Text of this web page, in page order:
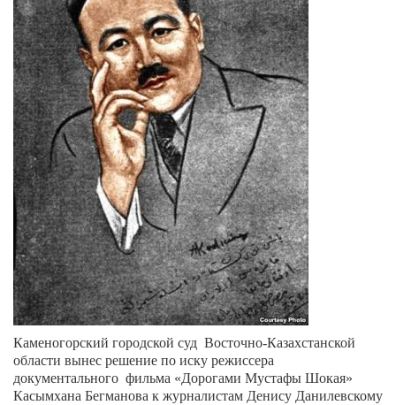
Каменогорский городской суд Восточно-Казахстанской
области вынес решение по иску режиссера
документального фильма «Дорогами Мустафы Шокая»
Касымхана Бегманова к журналистам Денису Данилевскому